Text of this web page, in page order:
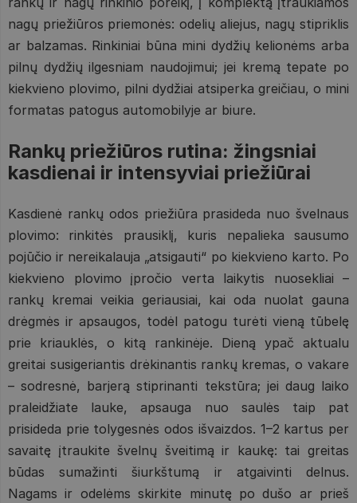
nagų priežiūros priemonės: odelių aliejus, nagų stipriklis
ar balzamas. Rinkiniai būna mini dydžių kelionėms arba
pilnų dydžių ilgesniam naudojimui; jei kremą tepate po
kiekvieno plovimo, pilni dydžiai atsiperka greičiau, o mini
formatas patogus automobilyje ar biure.
Rankų priežiūros rutina: žingsniai
kasdienai ir intensyviai priežiūrai
Kasdienė rankų odos priežiūra prasideda nuo švelnaus
plovimo: rinkitės prausiklį, kuris nepalieka sausumo
pojūčio ir nereikalauja „atsigauti“ po kiekvieno karto. Po
kiekvieno plovimo įpročio verta laikytis nuosekliai –
rankų kremai veikia geriausiai, kai oda nuolat gauna
drėgmės ir apsaugos, todėl patogu turėti vieną tūbelę
prie kriauklės, o kitą rankinėje. Dieną ypač aktualu
greitai susigeriantis drėkinantis rankų kremas, o vakare
– sodresnė, barjerą stiprinanti tekstūra; jei daug laiko
praleidžiate lauke, apsauga nuo saulės taip pat
prisideda prie tolygesnės odos išvaizdos. 1–2 kartus per
savaitę įtraukite švelnų šveitimą ir kaukę: tai greitas
būdas sumažinti šiurkštumą ir atgaivinti delnus.
Nagams ir odelėms skirkite minutę po dušo ar prieš